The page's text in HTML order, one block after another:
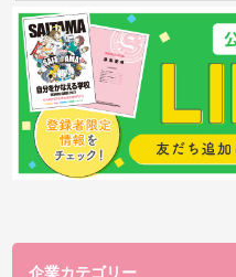
企業カテゴリー